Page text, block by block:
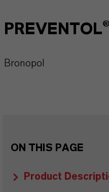
Bronopol
ON THIS PAGE
Product